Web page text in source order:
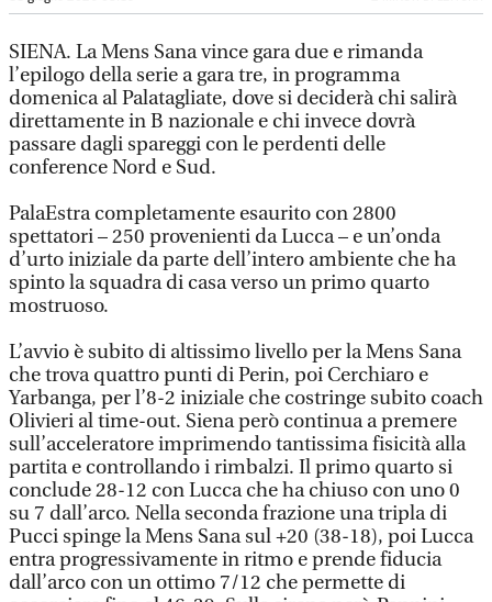
SIENA. La Mens Sana vince gara due e rimanda
l’epilogo della serie a gara tre, in programma
domenica al Palatagliate, dove si deciderà chi salirà
direttamente in B nazionale e chi invece dovrà
passare dagli spareggi con le perdenti delle
conference Nord e Sud.
PalaEstra completamente esaurito con 2800
spettatori – 250 provenienti da Lucca – e un’onda
d’urto iniziale da parte dell’intero ambiente che ha
spinto la squadra di casa verso un primo quarto
mostruoso.
L’avvio è subito di altissimo livello per la Mens Sana
che trova quattro punti di Perin, poi Cerchiaro e
Yarbanga, per l’8-2 iniziale che costringe subito coach
Olivieri al time-out. Siena però continua a premere
sull’acceleratore imprimendo tantissima fisicità alla
partita e controllando i rimbalzi. Il primo quarto si
conclude 28-12 con Lucca che ha chiuso con uno 0
su 7 dall’arco. Nella seconda frazione una tripla di
Pucci spinge la Mens Sana sul +20 (38-18), poi Lucca
entra progressivamente in ritmo e prende fiducia
dall’arco con un ottimo 7/12 che permette di